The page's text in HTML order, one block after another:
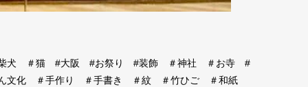
柴犬 ＃猫 #大阪 #お祭り #装飾 ＃神社 ＃お寺 #
文化 ＃手作り ＃手書き ＃紋 ＃竹ひご ＃和紙